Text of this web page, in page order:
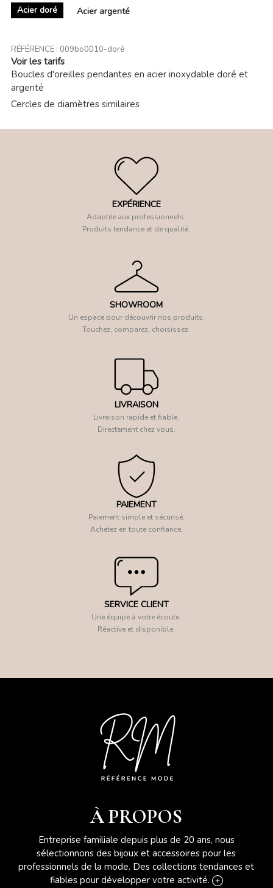
Acier doré Acier argenté
RÉFÉRENCE : 009bo0010-doré
Voir les tarifs
Boucles d'oreilles pendantes en acier inoxydable doré et
argenté
Cercles de diamètres similaires
EXPÉRIENCE
Adaptée aux professionnels.
Produits tendance et de qualité.
SHOWROOM
Un espace pour découvrir nos produits.
Touchez, comparez, choisissez.
LIVRAISON
Livraison rapide et fiable.
Directement chez vous.
PAIEMENT
Paiement simple et sécurisé.
Achetez en toute confiance.
SERVICE CLIENT
Une équipe à votre écoute.
Réactive et disponible.
À PROPOS
Entreprise familiale depuis plus de 20 ans, nous
sélectionnons des bijoux et accessoires pour les
professionnels de la mode. Des collections tendances et
fiables pour développer votre activité.